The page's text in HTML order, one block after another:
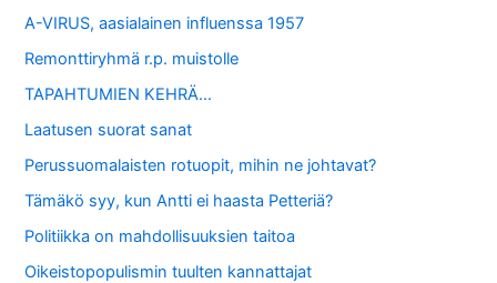
A-VIRUS, aasialainen influenssa 1957
Remonttiryhmä r.p. muistolle
TAPAHTUMIEN KEHRÄ…
Laatusen suorat sanat
Perussuomalaisten rotuopit, mihin ne johtavat?
Tämäkö syy, kun Antti ei haasta Petteriä?
Politiikka on mahdollisuuksien taitoa
Oikeistopopulismin tuulten kannattajat